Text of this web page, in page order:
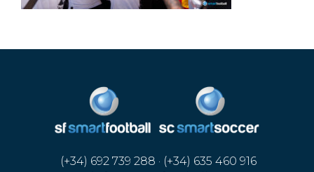
(+34) 692 739 288 · (+34) 635 460 916